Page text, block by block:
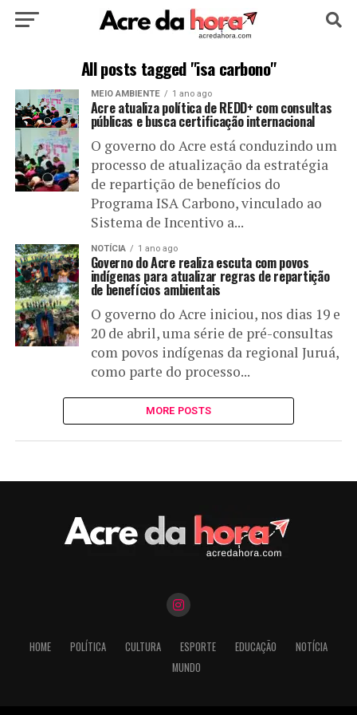
HOME POLÍTICA CULTURA ESPORTE
EDUCAÇÃO NOTÍCIA MUNDO
All posts tagged "isa carbono"
MEIO AMBIENTE 1 ano ago
Acre atualiza política de REDD+ com consultas
públicas e busca certificação internacional
O governo do Acre está conduzindo um
processo de atualização da estratégia
de repartição de benefícios do
Programa ISA Carbono, vinculado ao
Sistema de Incentivo a...
NOTÍCIA 1 ano ago
Governo do Acre realiza escuta com povos
indígenas para atualizar regras de repartição
de benefícios ambientais
O governo do Acre iniciou, nos dias 19 e
20 de abril, uma série de pré-consultas
com povos indígenas da regional Juruá,
como parte do processo...
MORE POSTS
HOME POLÍTICA CULTURA ESPORTE EDUCAÇÃO
NOTÍCIA
MUNDO